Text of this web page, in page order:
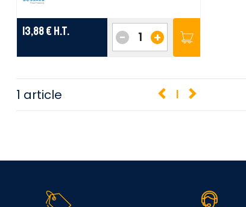
13,88 € H.T. +
-
1 article 1